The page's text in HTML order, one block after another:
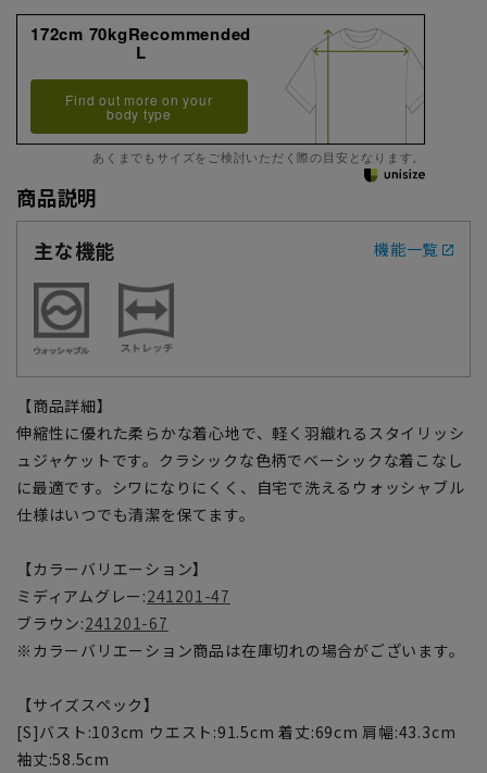
172cm 70kgRecommended
L
Find out more on your
body type
あくまでもサイズをご検討いただく際の目安となります。
商品説明
主な機能
機能一覧
【商品詳細】
伸縮性に優れた柔らかな着心地で、軽く羽織れるスタイリッシ
ュジャケットです。クラシックな色柄でベーシックな着こなし
に最適です。シワになりにくく、自宅で洗えるウォッシャブル
仕様はいつでも清潔を保てます。
【カラーバリエーション】
ミディアムグレー:241201-47
ブラウン:241201-67
※カラーバリエーション商品は在庫切れの場合がございます。
【サイズスペック】
[S]バスト:103cm ウエスト:91.5cm 着丈:69cm 肩幅:43.3cm
袖丈:58.5cm